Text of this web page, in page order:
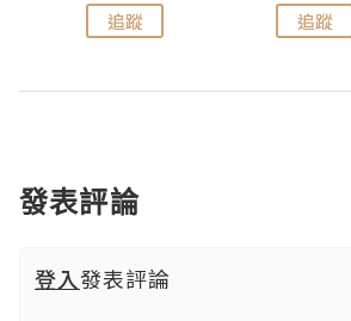
追蹤 追蹤
發表評論
登入發表評論